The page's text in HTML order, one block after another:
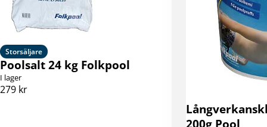
Storsäljare
Poolsalt 24 kg Folkpool
I lager
279 kr
200g Pool